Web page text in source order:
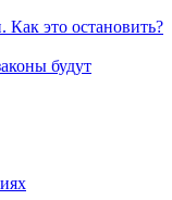
Как это остановить?
будут